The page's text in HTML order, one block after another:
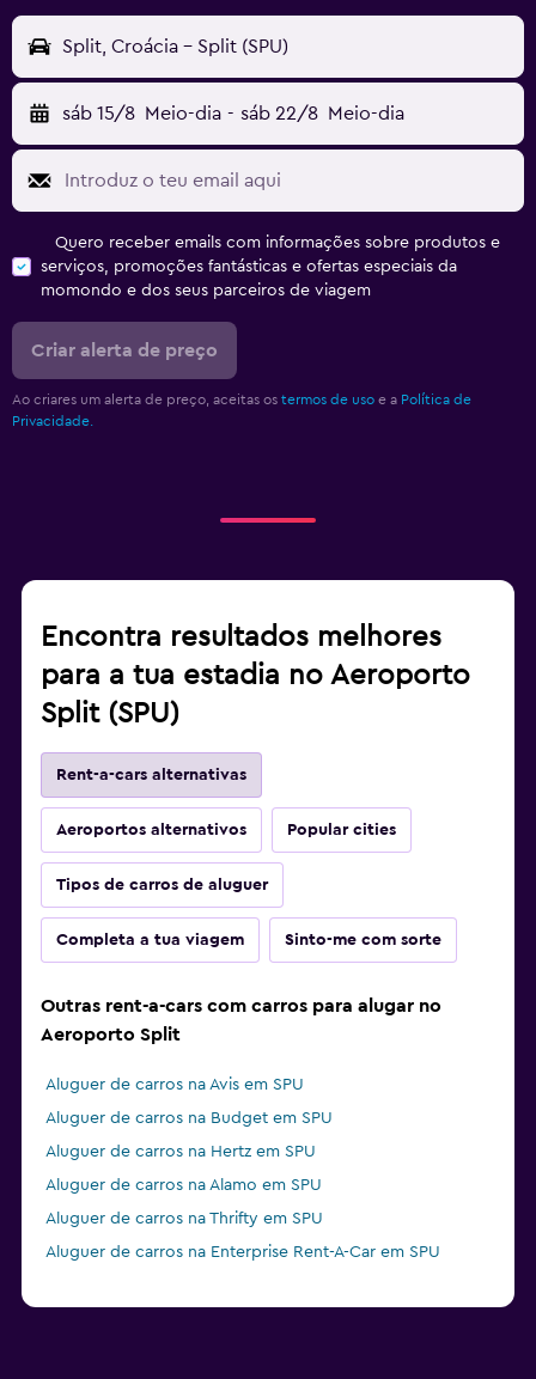
Split, Croácia - Split (SPU)
sáb 15/8 Meio-dia - sáb 22/8 Meio-dia
Quero receber emails com informações sobre produtos e
serviços, promoções fantásticas e ofertas especiais da
momondo e dos seus parceiros de viagem
Criar alerta de preço
Ao criares um alerta de preço, aceitas os termos de uso e a Política de
Privacidade.
Encontra resultados melhores
para a tua estadia no Aeroporto
Split (SPU)
Rent-a-cars alternativas
Aeroportos alternativos Popular cities
Tipos de carros de aluguer
Completa a tua viagem Sinto-me com sorte
Outras rent-a-cars com carros para alugar no
Aeroporto Split
Aluguer de carros na Avis em SPU
Aluguer de carros na Budget em SPU
Aluguer de carros na Hertz em SPU
Aluguer de carros na Alamo em SPU
Aluguer de carros na Thrifty em SPU
Aluguer de carros na Enterprise Rent-A-Car em SPU